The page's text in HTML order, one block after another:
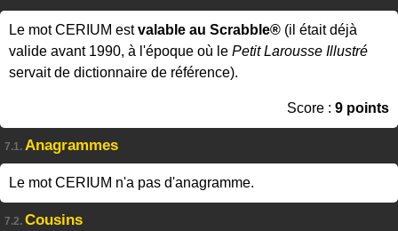
Le mot CERIUM estvalable au Scrabble® (il était déjà
valide avant 1990, à l'époque où le Petit Larousse Illustré
servait de dictionnaire de référence).
Score : 9 points
7.1. Anagrammes
Le mot CERIUM n'a pas d'anagramme.
7.2. Cousins